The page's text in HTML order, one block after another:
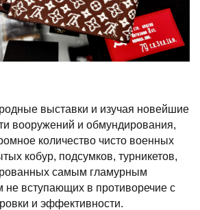
выставки и изучая новейшие
вооружений и обмундирования,
количество чисто военных
кобур, подсумков, турникетов,
самым гламурным
не вступающих в противоречие с
и эффективности.